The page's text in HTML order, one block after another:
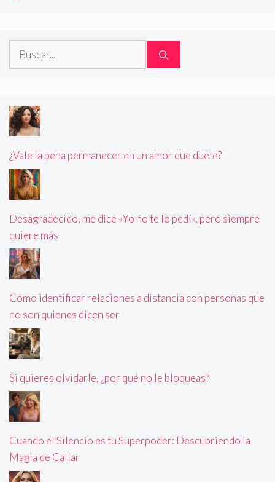
Buscar:
¿Vale la pena permanecer en un amor que duele?
Desagradecido, me dice «Yo no te lo pedí», pero siempre
quiere más
Cómo identificar relaciones a distancia con personas que
no son quienes dicen ser
Si quieres olvidarle, ¿por qué no le bloqueas?
Cuando el Silencio es tu Superpoder: Descubriendo la
Magia de Callar